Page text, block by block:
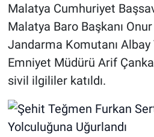
Malatya Cumhuriyet
Malatya Baro Başkanı
Jandarma Komutanı Albay
Emniyet Müdürü Arif
sivil ilgililer katıldı.